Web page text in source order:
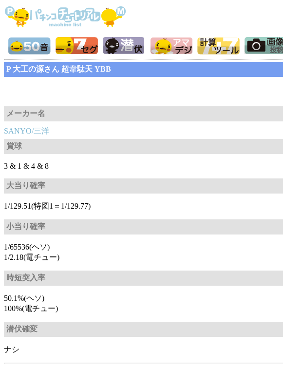
P 大工の源さん 超韋駄天 YBB
メーカー名
SANYO/三洋
賞球
3 & 1 & 4 & 8
大当り確率
1/129.51(特図1＝1/129.77)
小当り確率
1/65536(ヘソ)
1/2.18(電チュー)
時短突入率
50.1%(ヘソ)
100%(電チュー)
潜伏確変
ナシ